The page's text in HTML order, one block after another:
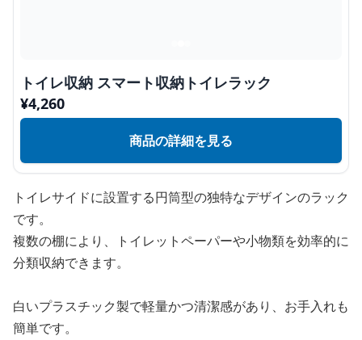
トイレ収納 スマート収納トイレラック
¥4,260
商品の詳細を見る
トイレサイドに設置する円筒型の独特なデザインのラック
です。
複数の棚により、トイレットペーパーや小物類を効率的に
分類収納できます。
白いプラスチック製で軽量かつ清潔感があり、お手入れも
簡単です。